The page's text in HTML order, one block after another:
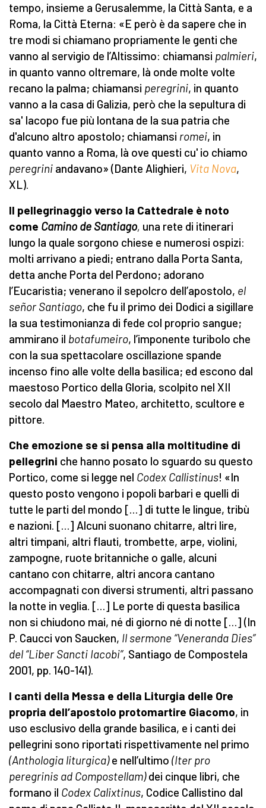
tempo, insieme a Gerusalemme, la Città Santa, e a
Roma, la Città Eterna: «E però è da sapere che in
tre modi si chiamano propriamente le genti che
vanno al servigio de l’Altissimo: chiamansi palmieri,
in quanto vanno oltremare, là onde molte volte
recano la palma; chiamansi peregrini, in quanto
vanno a la casa di Galizia, però che la sepultura di
sa' Iacopo fue più lontana de la sua patria che
d'alcuno altro apostolo; chiamansi romei, in
quanto vanno a Roma, là ove questi cu' io chiamo
peregrini andavano» (Dante Alighieri, Vita Nova,
XL).
Il pellegrinaggio verso la Cattedrale è noto
come Camino de Santiago, una rete di itinerari
lungo la quale sorgono chiese e numerosi ospizi:
molti arrivano a piedi; entrano dalla Porta Santa,
detta anche Porta del Perdono; adorano
l’Eucaristia; venerano il sepolcro dell’apostolo, el
señor Santiago, che fu il primo dei Dodici a sigillare
la sua testimonianza di fede col proprio sangue;
ammirano il botafumeiro, l’imponente turibolo che
con la sua spettacolare oscillazione spande
incenso fino alle volte della basilica; ed escono dal
maestoso Portico della Gloria, scolpito nel XII
secolo dal Maestro Mateo, architetto, scultore e
pittore.
Che emozione se si pensa alla moltitudine di
pellegrini che hanno posato lo sguardo su questo
Portico, come si legge nel Codex Callistinus! «In
questo posto vengono i popoli barbari e quelli di
tutte le parti del mondo […] di tutte le lingue, tribù
e nazioni. […] Alcuni suonano chitarre, altri lire,
altri timpani, altri flauti, trombette, arpe, violini,
zampogne, ruote britanniche o galle, alcuni
cantano con chitarre, altri ancora cantano
accompagnati con diversi strumenti, altri passano
la notte in veglia. […] Le porte di questa basilica
non si chiudono mai, né di giorno né di notte […] (In
P. Caucci von Saucken, Il sermone “Veneranda Dies”
del “Liber Sancti Iacobi”, Santiago de Compostela
2001, pp. 140-141).
I canti della Messa e della Liturgia delle Ore
propria dell’apostolo protomartire Giacomo, in
uso esclusivo della grande basilica, e i canti dei
pellegrini sono riportati rispettivamente nel primo
(Anthologia liturgica)e nell’ultimo (Iter pro
peregrinis ad Compostellam)dei cinque libri, che
formano il Codex Calixtinus, Codice Callistino dal